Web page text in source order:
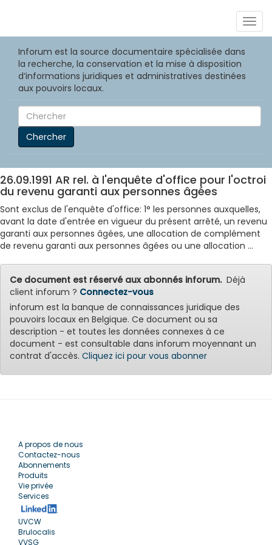
Inforum est la source documentaire spécialisée dans
la recherche, la conservation et la mise à disposition
d’informations juridiques et administratives destinées
aux pouvoirs locaux.
Chercher
26.09.1991 AR rel. à l'enquête d'office pour l'octroi
du revenu garanti aux personnes âgées
Sont exclus de l'enquête d'office: 1° les personnes auxquelles,
avant la date d'entrée en vigueur du présent arrêté, un revenu
garanti aux personnes âgées, une allocation de complément
de revenu garanti aux personnes âgées ou une allocation ...
Ce document est réservé aux abonnés inforum.Déjà
client inforum ? Connectez-vous
inforum est la banque de connaissances juridique des
pouvoirs locaux en Belgique. Ce document ou sa
description - et toutes les données connexes à ce
document - est consultable dans inforum moyennant un
contrat d'accès. Cliquez ici pour vous abonner
A propos de nous
Contactez-nous
Abonnements
Produits
Vie privée
Services
UVCW
Brulocalis
VVSG